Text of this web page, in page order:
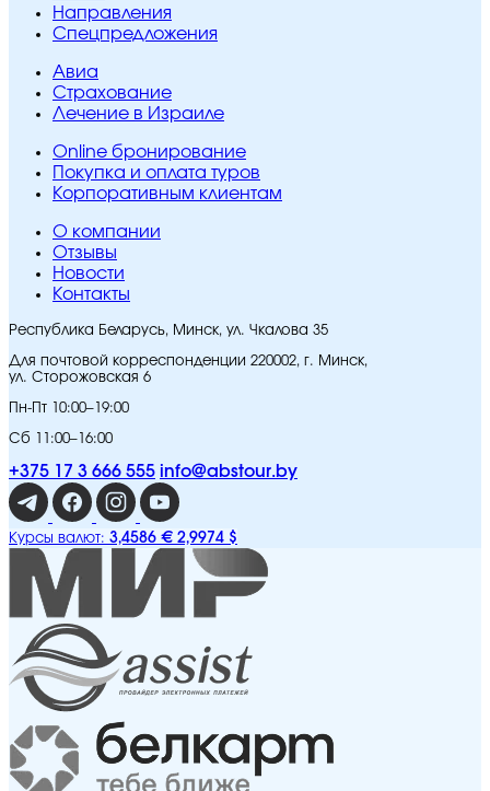
Направления
Спецпредложения
Авиа
Страхование
Лечение в Израиле
Online бронирование
Покупка и оплата туров
Корпоративным клиентам
O компании
Отзывы
Новости
Контакты
Республика Беларусь, Минск, ул. Чкалова 35
Для почтовой корреспонденции 220002, г. Минск,
ул. Сторожовская 6
Пн-Пт 10:00–19:00
Сб 11:00–16:00
+375 17 3 666 555 info@abstour.by
Курсы валют: 3,4586 € 2,9974 $